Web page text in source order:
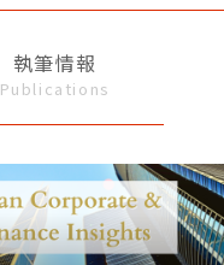
執筆情報
Publications